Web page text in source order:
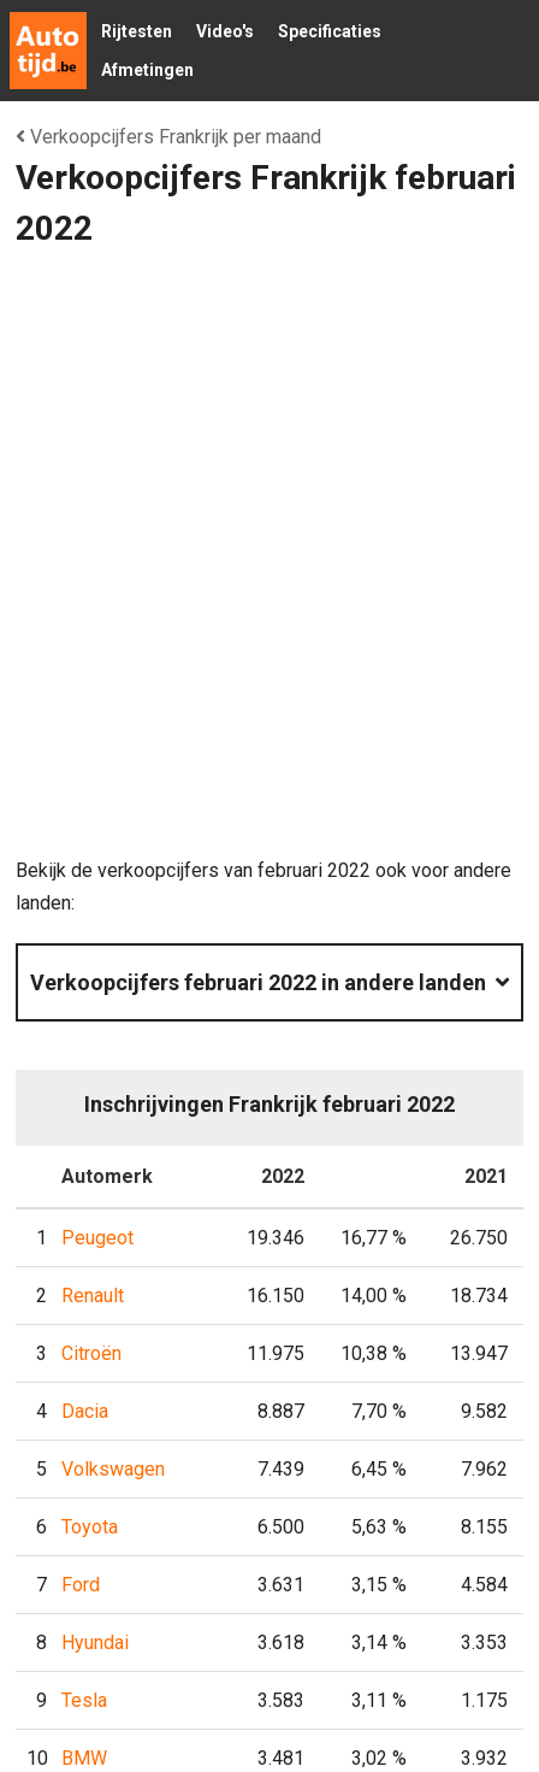
Rijtesten Video's
Specificaties
Afmetingen
Verkoopcijfers Frankrijk per maand
Verkoopcijfers Frankrijk februari
2022
Bekijk de verkoopcijfers van februari 2022 ook voor andere
landen:
Verkoopcijfers februari 2022 in andere landen
Inschrijvingen Frankrijk februari 2022
Automerk 2022 2021
1 Peugeot 19.346 16,77 % 26.750
2 Renault 16.150 14,00 % 18.734
3 Citroën 11.975 10,38 % 13.947
4 Dacia 8.887 7,70 % 9.582
5 Volkswagen 7.439 6,45 % 7.962
6 Toyota 6.500 5,63 % 8.155
7 Ford 3.631 3,15 % 4.584
8 Hyundai 3.618 3,14 % 3.353
9 Tesla 3.583 3,11 % 1.175
10 BMW 3.481 3,02 % 3.932